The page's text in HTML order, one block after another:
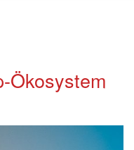
Ökosystem